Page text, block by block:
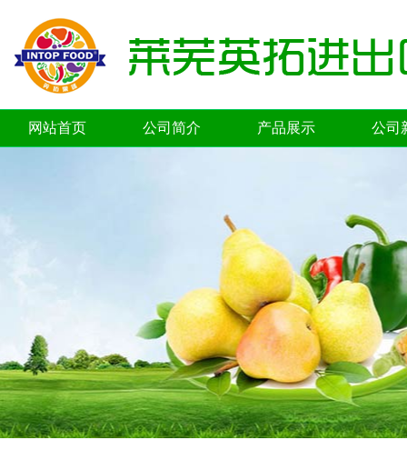
网站首页 公司简介 产品展示 公司